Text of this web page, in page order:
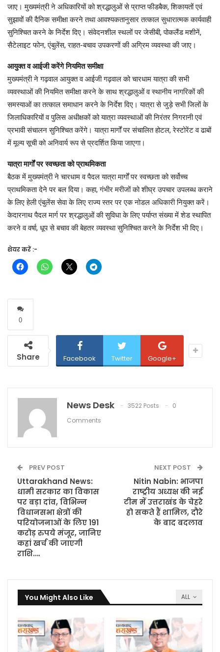
जाए। मुख्यमंत्री ने अधिकारियों को श्रद्धालुओं से प्राप्त फीडबैक, शिकायतों एवं
सुझावों की दैनिक समीक्षा करने तथा आवश्यकतानुसार तत्काल सुधारात्मक कार्यवाही
सुनिश्चित करने के निर्देश दिए। संवेदनशील स्थलों पर जेसीबी, पोकलैंड मशीनें,
सैटेलाइट फोन, एंबुलेंस, राहत-बचाव उपकरणों की अग्रिम व्यवस्था की जाए।
आयुक्त व आईजी करेंगे नियमित समीक्षा
मुख्यमंत्री ने गढ़वाल आयुक्त व आईजी गढ़वाल को चारधाम यात्रा की सभी
व्यवस्थाओं की नियमित समीक्षा करने के साथ श्रद्धालुओं व स्थानीय नागरिकों की
समस्याओं का तत्काल समाधान करने के निर्देश दिए। यात्रा से जुड़े सभी जिलों के
जिलाधिकारियों व पुलिस अधीक्षकों को यात्रा व्यवस्थाओं की निरंतर निगरानी एवं
प्रभावी संचालन सुनिश्चित करेंगे। यात्रा मार्गों पर संचालित होटल, रेस्टोरेंट व ढाबों
में मूल्य सूची को अनिवार्य रूप से प्रदर्शित किया जाएगा।
यात्रा मार्गों पर स्वच्छता को प्राथमिकता
बैठक में मुख्यमंत्री ने चारधाम व पैदल यात्रा मार्गों पर स्वच्छता को सर्वोच्च
प्राथमिकता देने पर बल दिया। कहा, गंभीर मरीजों को शीघ्र उपचार उपलब्ध कराने
के लिए हेली एंबुलेंस सेवा के लिए राज्य स्तर पर एक नोडल अधिकारी नियुक्त करें।
केदारनाथ पैदल मार्ग पर श्रद्धालुओं की सुविधा के लिए पर्याप्त संख्या में शेड स्थापित
करने व वर्षा, धूप से बचाव की बेहतर व्यवस्था सुनिश्चित करने के निर्देश भी दिए।
शेयर करें :-
0
Share Facebook Twitter Google+
News Desk 3522 Posts
0
Comments
PREV POST
Uttarakhand News:
धामी सरकार का विकास
पर बड़ा दांव, विभिन्न
विधानसभा क्षेत्रों की
परियोजनाओं के लिए 191
करोड़ रुपये मंजूर, जानिए
कहां खर्च की जाएगी
राशि….
NEXT POST
Nitin Nabin: भाजपा
राष्ट्रीय अध्यक्ष की नई
टीम में उत्तराखंड के चेहरे
हो सकते हैं शामिल, दौरे
के बाद बदलाव
ALL
You Might Also Like